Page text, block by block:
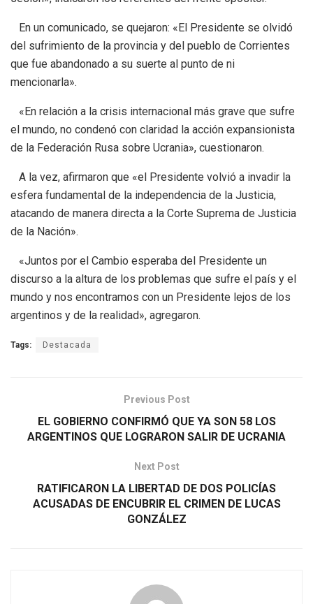
En un comunicado, se quejaron: «El Presidente se olvidó
del sufrimiento de la provincia y del pueblo de Corrientes
que fue abandonado a su suerte al punto de ni
mencionarla».
«En relación a la crisis internacional más grave que sufre
el mundo, no condenó con claridad la acción expansionista
de la Federación Rusa sobre Ucrania», cuestionaron.
A la vez, afirmaron que «el Presidente volvió a invadir la
esfera fundamental de la independencia de la Justicia,
atacando de manera directa a la Corte Suprema de Justicia
de la Nación».
«Juntos por el Cambio esperaba del Presidente un
discurso a la altura de los problemas que sufre el país y el
mundo y nos encontramos con un Presidente lejos de los
argentinos y de la realidad», agregaron.
Tags: Destacada
Previous Post
EL GOBIERNO CONFIRMÓ QUE YA SON 58 LOS
ARGENTINOS QUE LOGRARON SALIR DE UCRANIA
Next Post
RATIFICARON LA LIBERTAD DE DOS POLICÍAS
ACUSADAS DE ENCUBRIR EL CRIMEN DE LUCAS
GONZÁLEZ